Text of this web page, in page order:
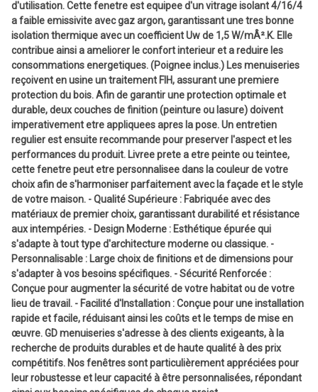
d'utilisation. Cette fenetre est equipee d'un vitrage isolant 4/16/4
a faible emissivite avec gaz argon, garantissant une tres bonne
isolation thermique avec un coefficient Uw de 1,5 W/mÂ².K. Elle
contribue ainsi a ameliorer le confort interieur et a reduire les
consommations energetiques. (Poignee inclus.) Les menuiseries
reçoivent en usine un traitement FIH, assurant une premiere
protection du bois. Afin de garantir une protection optimale et
durable, deux couches de finition (peinture ou lasure) doivent
imperativement etre appliquees apres la pose. Un entretien
regulier est ensuite recommande pour preserver l'aspect et les
performances du produit. Livree prete a etre peinte ou teintee,
cette fenetre peut etre personnalisee dans la couleur de votre
choix afin de s'harmoniser parfaitement avec la façade et le style
de votre maison. - Qualité Supérieure : Fabriquée avec des
matériaux de premier choix, garantissant durabilité et résistance
aux intempéries. - Design Moderne : Esthétique épurée qui
s'adapte à tout type d'architecture moderne ou classique. -
Personnalisable : Large choix de finitions et de dimensions pour
s'adapter à vos besoins spécifiques. - Sécurité Renforcée :
Conçue pour augmenter la sécurité de votre habitat ou de votre
lieu de travail. - Facilité d'Installation : Conçue pour une installation
rapide et facile, réduisant ainsi les coûts et le temps de mise en
œuvre. GD menuiseries s'adresse à des clients exigeants, à la
recherche de produits durables et de haute qualité à des prix
compétitifs. Nos fenêtres sont particulièrement appréciées pour
leur robustesse et leur capacité à être personnalisées, répondant